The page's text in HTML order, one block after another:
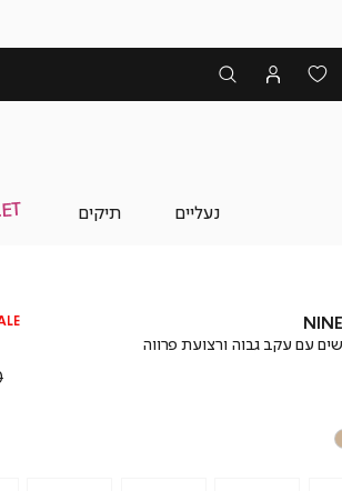
נעליים תיקים
עם עקב גבוה ורצועת פרווה